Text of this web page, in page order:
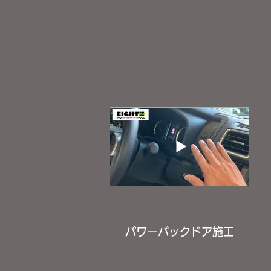
パワーバックドア施工